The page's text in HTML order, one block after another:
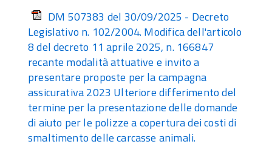
DM 507383 del 30/09/2025 - Decreto
Legislativo n. 102/2004. Modifica dell'articolo
8 del decreto 11 aprile 2025, n. 166847
recante modalità attuative e invito a
presentare proposte per la campagna
assicurativa 2023 Ulteriore differimento del
termine per la presentazione delle domande
di aiuto per le polizze a copertura dei costi di
smaltimento delle carcasse animali.